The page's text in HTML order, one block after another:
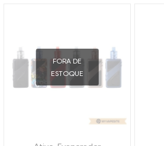
FORA DE
ESTOQUE